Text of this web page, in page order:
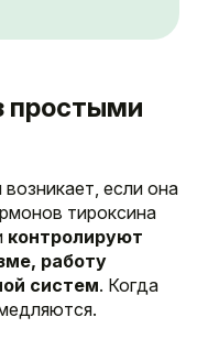
простыми
если она
тироксина
контролируют
работу
систем. Когда